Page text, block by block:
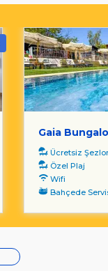
Gaia
Ücretsiz
Özel Plaj
Wifi
Bahçede